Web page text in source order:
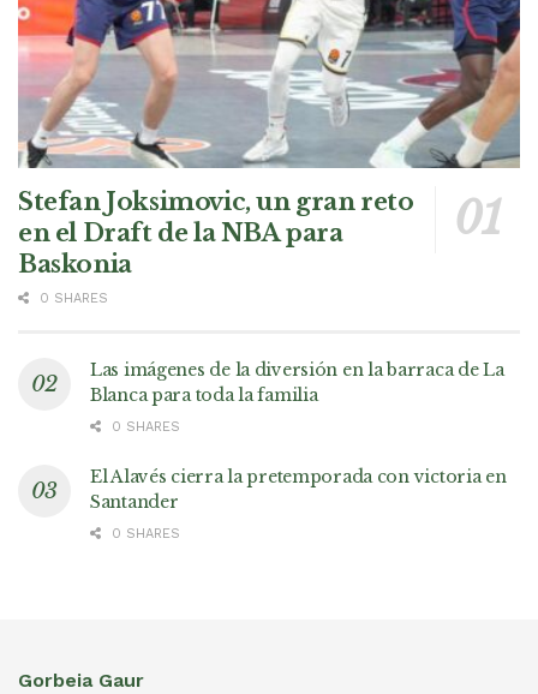
Stefan Joksimovic, un gran reto
en el Draft de la NBA para
Baskonia
0 SHARES
Las imágenes de la diversión en la barraca de La
Blanca para toda la familia
0 SHARES
El Alavés cierra la pretemporada con victoria en
Santander
0 SHARES
Gorbeia Gaur